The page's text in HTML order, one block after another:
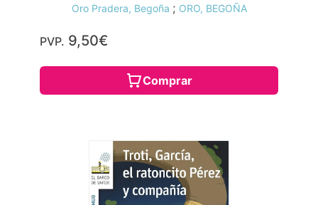
Oro Pradera, Begoña ; ORO, BEGOÑA
PVP. 9,50€
Comprar